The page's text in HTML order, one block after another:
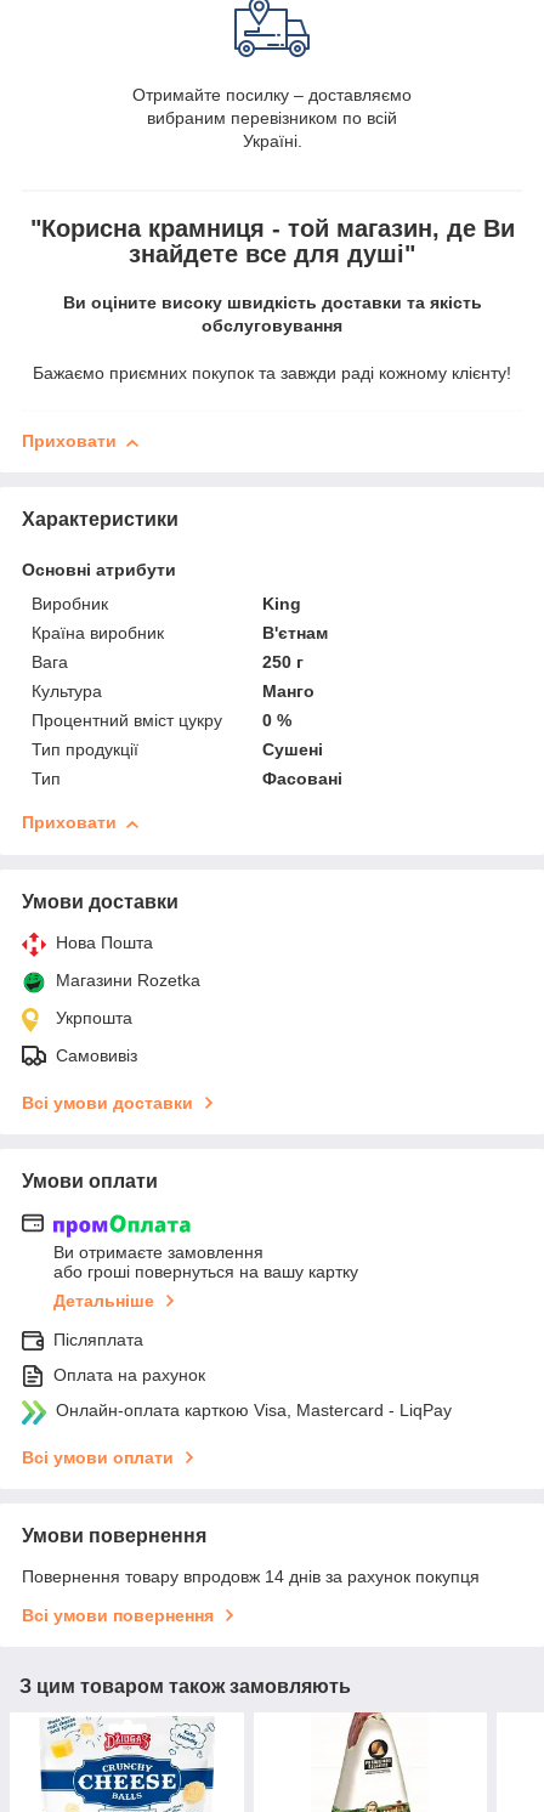
Отримайте посилку – доставляємо
вибраним перевізником по всій
Україні.
"Корисна крамниця - той магазин, де Ви
знайдете все для душі"
Ви оціните високу швидкість доставки та якість
обслуговування
Бажаємо приємних покупок та завжди раді кожному клієнту!
Приховати
Характеристики
Основні атрибути
Виробник
King
Країна виробник
В'єтнам
Вага
250 г
Культура
Манго
Процентний вміст цукру
0 %
Тип продукції
Сушені
Тип
Фасовані
Приховати
Умови доставки
Нова Пошта
Магазини Rozetka
Укрпошта
Самовивіз
Всі умови доставки
Умови оплати
Ви отримаєте замовлення
або гроші повернуться на вашу картку
Детальніше
Післяплата
Оплата на рахунок
Онлайн-оплата карткою Visa, Mastercard - LiqPay
Всі умови оплати
Умови повернення
Повернення товару впродовж 14 днів за рахунок покупця
Всі умови повернення
З цим товаром також замовляють